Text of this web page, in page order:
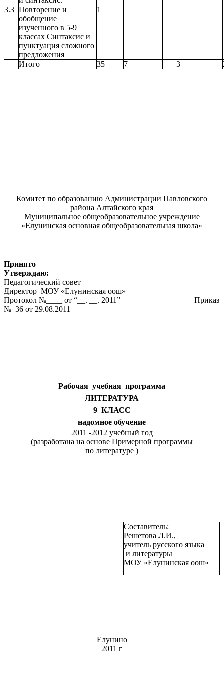
3.3 Повторение и
обобщение
изученного в 5-9
классах Синтаксис и
пунктуация сложного
предложения
1
Итого 35 7 3
Комитет по образованию Администрации Павловского
района Алтайского края
Муниципальное общеобразовательное учреждение
«Елунинская основная общеобразовательная школа»
Принято
Утверждаю:
Педагогический совет
Директор МОУ «Елунинская оош»
Протокол №____ от “__. __. 2011” Приказ
№ 36 от 29.08.2011
Рабочая учебная программа
ЛИТЕРАТУРА
9 КЛАСС
надомное обучение
2011 -2012 учебный год
(разработана на основе Примерной программы
по литературе )
Составитель:
Решетова Л.И.,
учитель русского языка
и литературы
МОУ «Елунинская оош»
Елунино
2011 г